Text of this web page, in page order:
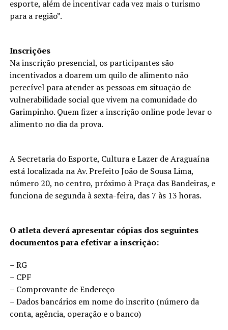
esporte, além de incentivar cada vez mais o turismo
para a região”.
Inscrições
Na inscrição presencial, os participantes são
incentivados a doarem um quilo de alimento não
perecível para atender as pessoas em situação de
vulnerabilidade social que vivem na comunidade do
Garimpinho. Quem fizer a inscrição online pode levar o
alimento no dia da prova.
A Secretaria do Esporte, Cultura e Lazer de Araguaína
está localizada na Av. Prefeito João de Sousa Lima,
número 20, no centro, próximo à Praça das Bandeiras, e
funciona de segunda à sexta-feira, das 7 às 13 horas.
O atleta deverá apresentar cópias dos seguintes
documentos para efetivar a inscrição:
– RG
– CPF
– Comprovante de Endereço
– Dados bancários em nome do inscrito (número da
conta, agência, operação e o banco)